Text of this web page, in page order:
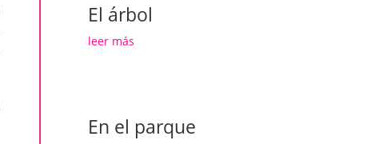
El árbol
leer más
En el parque